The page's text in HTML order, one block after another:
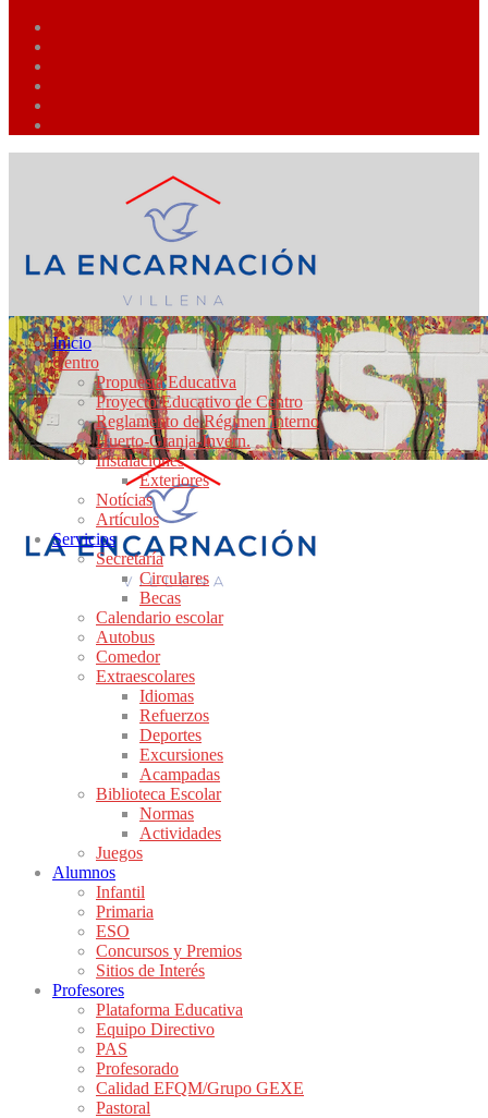
Inicio
Centro
Propuesta Educativa
Proyecto Educativo de Centro
Reglamento de Régimen Interno
Huerto-Granja-Invern.
Instalaciones
Exteriores
Notícias
Artículos
Servicios
Secretaría
Circulares
Becas
Calendario escolar
Autobus
Comedor
Extraescolares
Idiomas
Refuerzos
Deportes
Excursiones
Acampadas
Biblioteca Escolar
Normas
Actividades
Juegos
Alumnos
Infantil
Primaria
ESO
Concursos y Premios
Sitios de Interés
Profesores
Plataforma Educativa
Equipo Directivo
PAS
Profesorado
Calidad EFQM/Grupo GEXE
Pastoral